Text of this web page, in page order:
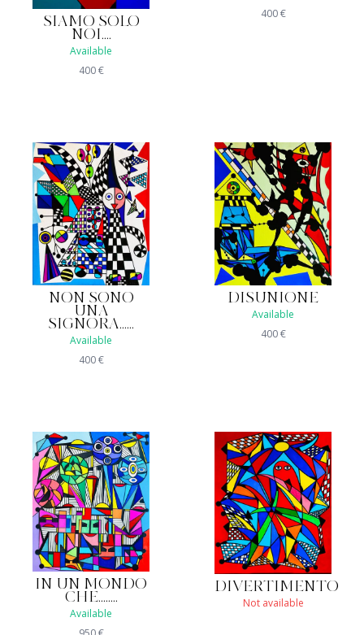
SIAMO SOLO
NOI....
Available
400€
400€
NON SONO
UNA
SIGNORA......
Available
400€
DISUNIONE
Available
400€
IN UN MONDO
CHE........
Available
DIVERTIMENTO
Not available